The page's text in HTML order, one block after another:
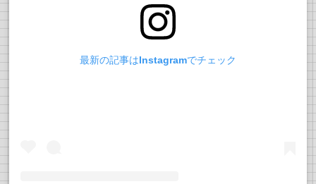
最新の記事はInstagramでチェック